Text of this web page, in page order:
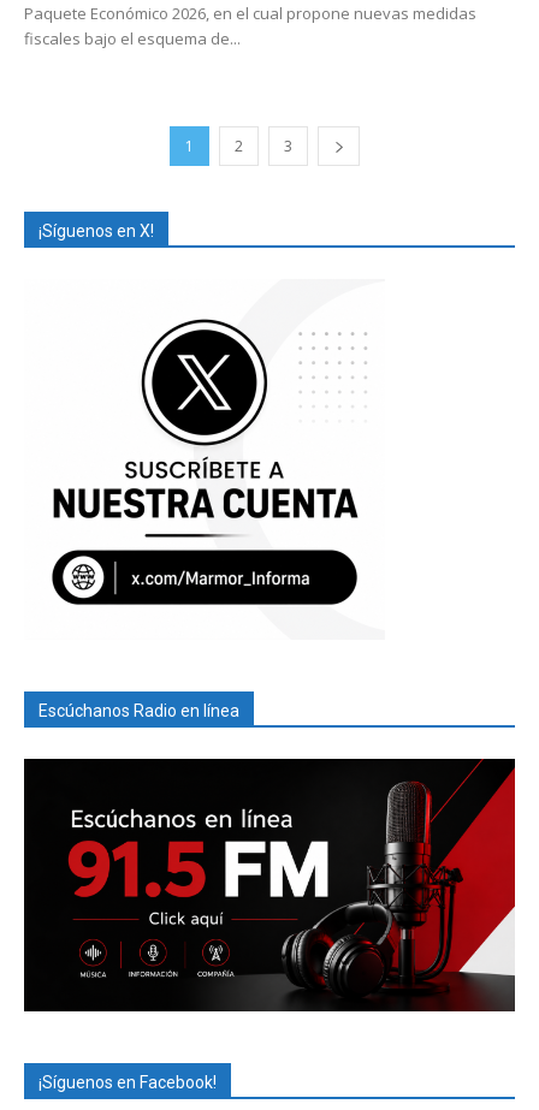
Paquete Económico 2026, en el cual propone nuevas medidas
fiscales bajo el esquema de...
1 2 3
¡Síguenos en X!
Escúchanos Radio en línea
¡Síguenos en Facebook!